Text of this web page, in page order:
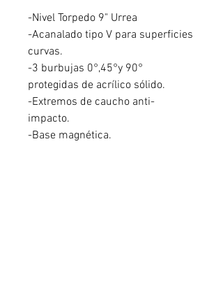
-Nivel Torpedo 9" Urrea
-Acanalado tipo V para superficies
curvas.
-3 burbujas 0°,45°y 90°
protegidas de acrílico sólido.
-Extremos de caucho anti-
impacto.
-Base magnética.